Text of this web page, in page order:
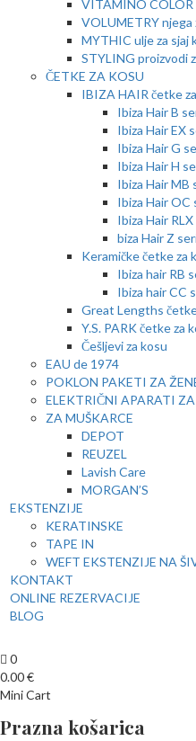
VITAMINO COLOR
VOLUMETRY njega
MYTHIC ulje za sjaj
STYLING proizvodi
ČETKE ZA KOSU
IBIZA HAIR četke
Ibiza Hair B
Ibiza Hair EX
Ibiza Hair G
Ibiza Hair H
Ibiza Hair MB
Ibiza Hair OC
Ibiza Hair
biza Hair Z
Keramičke četke za
Ibiza hair RB
Ibiza hair CC
Great Lengths
Y.S. PARK četke za
Češljevi za kosu
EAU de 1974
POKLON PAKETI ZA
ELEKTRIČNI APARATI
ZA MUŠKARCE
DEPOT
REUZEL
Lavish Care
MORGAN’S
EKSTENZIJE
KERATINSKE
TAPE IN
WEFT EKSTENZIJE NA
KONTAKT
ONLINE REZERVACIJE
BLOG
0
0.00€
Mini Cart
Prazna košarica